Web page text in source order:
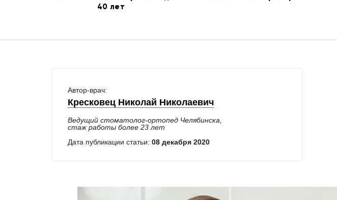
40 лет
Автор-врач:
Кресковец Николай Николаевич
Ведущий стоматолог-ортопед Челябинска,
стаж работы более 23 лет
Дата публикации статьи: 08 декабря 2020